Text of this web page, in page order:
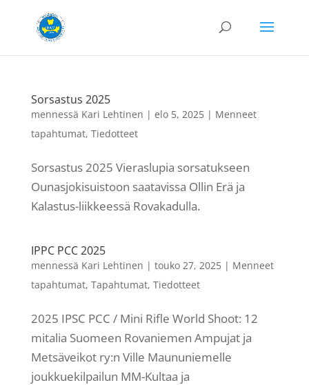
Sorsastus 2025
mennessä Kari Lehtinen | elo 5, 2025| Menneet
tapahtumat, Tiedotteet
Sorsastus 2025 Vieraslupia sorsatukseen
Ounasjokisuistoon saatavissa Ollin Erä ja
Kalastus-liikkeessä Rovakadulla.
IPPC PCC 2025
mennessä Kari Lehtinen | touko 27, 2025| Menneet
tapahtumat, Tapahtumat, Tiedotteet
2025 IPSC PCC / Mini Rifle World Shoot: 12
mitalia Suomeen Rovaniemen Ampujat ja
Metsäveikot ry:n Ville Maununiemelle
joukkuekilpailun MM-Kultaa ja